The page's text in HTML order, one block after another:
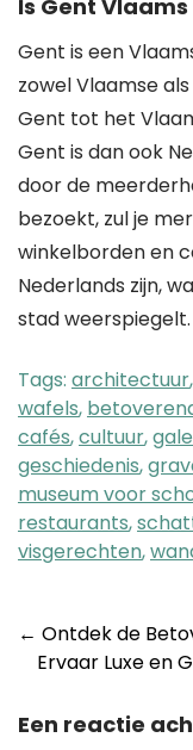
Is Gent
Gent is een
zowel Vlaamse
Gent tot het
Gent is dan ook
door de
bezoekt, zul je
winkelborden en
Nederlands zijn,
stad weerspiegelt.
Tags: architectuur,
wafels,
cafés,cultuur,
geschiedenis,
museum voor
restaurants,
visgerechten,
Post
← Ontdek de
Ervaar Luxe en
Een reactie